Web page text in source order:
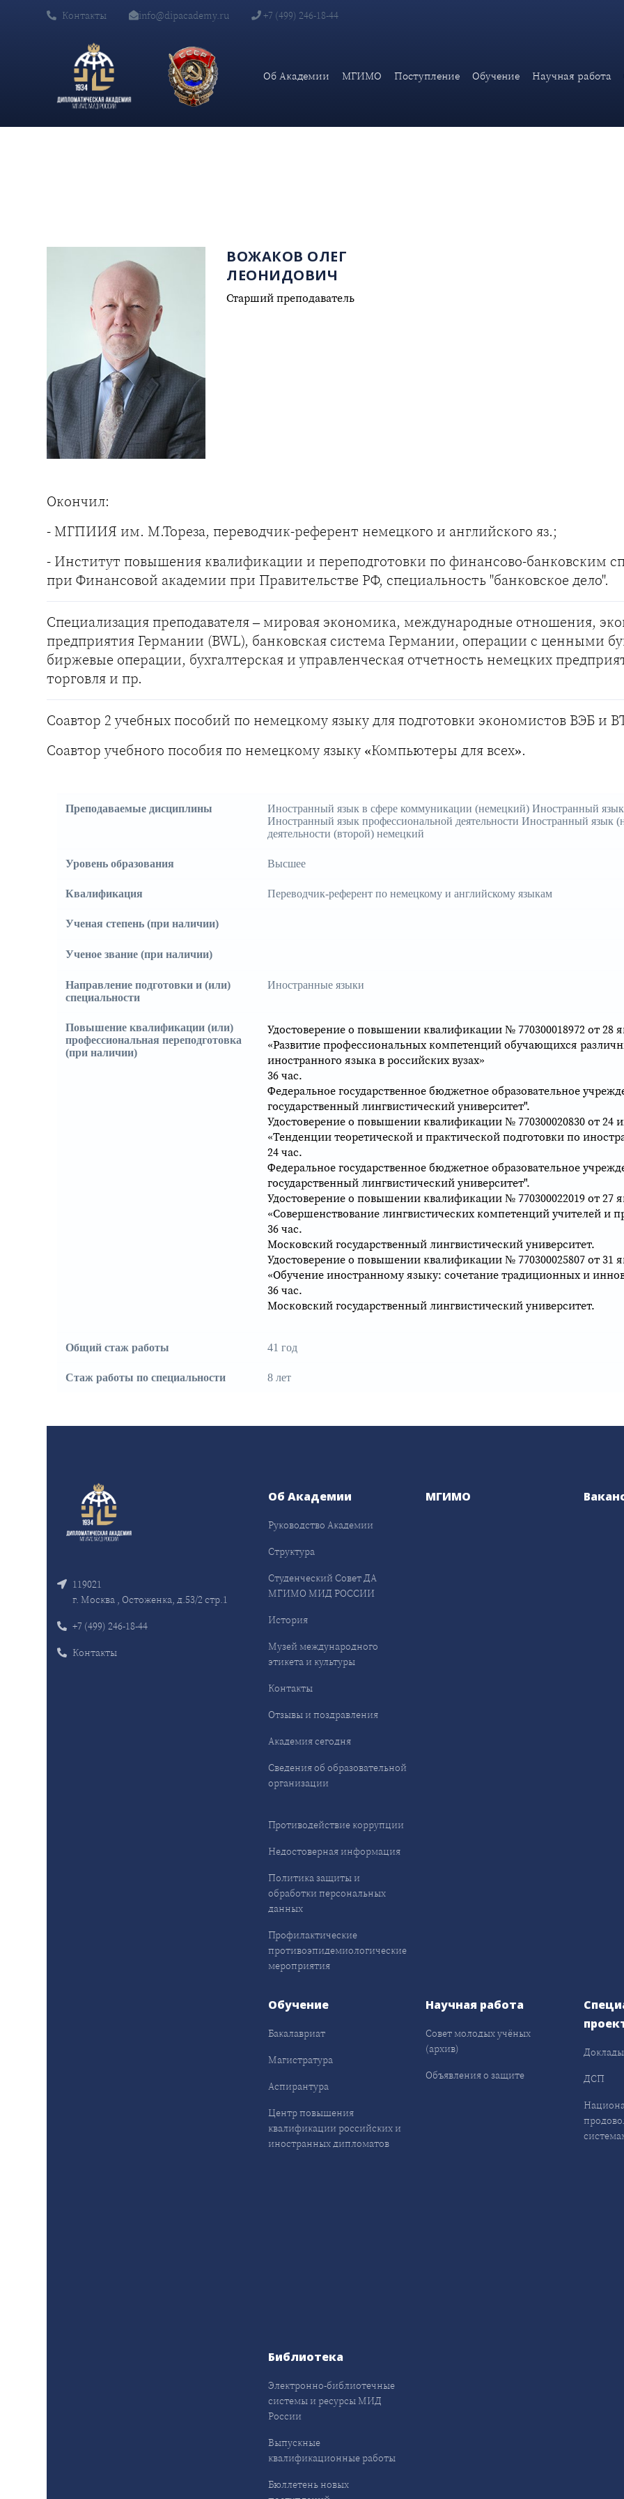
Контакты info@dipacademy.ru +7 (499) 246-18-44
Об Академии МГИМО Поступление Обучение Научная работа
ВОЖАКОВ ОЛЕГ
ЛЕОНИДОВИЧ
Старший преподаватель
Окончил:
- МГПИИЯ им. М.Тореза, переводчик-референт немецкого и английского яз.;
- Институт повышения квалификации и переподготовки по финансово-банковским
при Финансовой академии при Правительстве РФ, специальность "банковское дело".
Специализация преподавателя – мировая экономика, международные отношения,
предприятия Германии (BWL), банковская система Германии, операции с ценными
биржевые операции, бухгалтерская и управленческая отчетность немецких
торговля и пр.
Соавтор 2 учебных пособий по немецкому языку для подготовки экономистов ВЭБ и
Соавтор учебного пособия по немецкому языку «Компьютеры для всех».
Преподаваемые дисциплины
Иностранный язык в сфере коммуникации (немецкий) Иностранный
Иностранный язык профессиональной деятельности Иностранный язык
деятельности (второй) немецкий
Уровень образования Высшее
Квалификация Переводчик-референт по немецкому и английскому языкам
Ученая степень (при наличии)
Ученое звание (при наличии)
Направление подготовки и (или)
специальности
Иностранные языки
Повышение квалификации (или)
профессиональная переподготовка
(при наличии)
Удостоверение о повышении квалификации № 770300018972 от 28
«Развитие профессиональных компетенций обучающихся
иностранного языка в российских вузах»
36 час.
Федеральное государственное бюджетное образовательное
государственный лингвистический университет".
Удостоверение о повышении квалификации № 770300020830 от 24
«Тенденции теоретической и практической подготовки по
24 час.
Федеральное государственное бюджетное образовательное
государственный лингвистический университет".
Удостоверение о повышении квалификации № 770300022019 от 27
«Совершенствование лингвистических компетенций учителей и
36 час.
Московский государственный лингвистический университет.
Удостоверение о повышении квалификации № 770300025807 от 31
«Обучение иностранному языку: сочетание традиционных и
36 час.
Московский государственный лингвистический университет.
Общий стаж работы 41 год
Стаж работы по специальности 8 лет
119021
г. Москва , Остоженка, д.53/2 стр.1
+7 (499) 246-18-44
Контакты
Об Академии
Руководство Академии
Структура
Студенческий Совет ДА
МГИМО МИД РОССИИ
История
Музей международного
этикета и культуры
Контакты
Отзывы и поздравления
Академия сегодня
Сведения об образовательной
организации
Противодействие коррупции
Недостоверная информация
Политика защиты и
обработки персональных
данных
Профилактические
противоэпидемиологические
мероприятия
МГИМО
Обучение
Бакалавриат
Магистратура
Аспирантура
Центр повышения
квалификации российских и
иностранных дипломатов
Научная работа
Совет молодых учёных
(архив)
Объявления о защите
Доклады
ДСП
Библиотека
Электронно-библиотечные
системы и ресурсы МИД
России
Выпускные
квалификационные работы
Бюллетень новых